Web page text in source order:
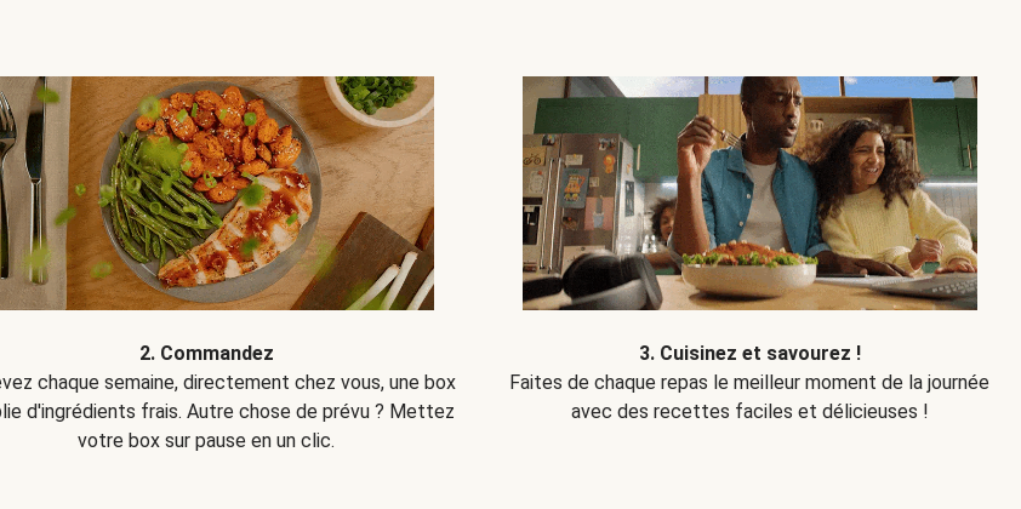
2. Commandez
chaque semaine, directement chez vous, une box
d'ingrédients frais. Autre chose de prévu ? Mettez
votre box sur pause en un clic.
3. Cuisinez et savourez !
Faites de chaque repas le meilleur moment de la journée
avec des recettes faciles et délicieuses !